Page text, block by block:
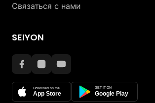
SEIYON
Download on the
App Store
GET IT ON
Google Play
Связаться с нами